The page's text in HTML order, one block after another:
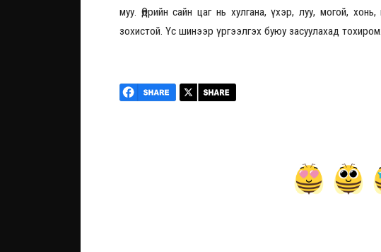
муу. Өдрийн сайн цаг нь хулгана, үхэр, луу, могой,
зохистой. Үс шинээр үргээлгэх буюу засуулахад